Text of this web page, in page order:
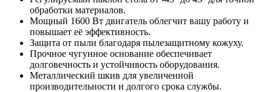
обработки материалов.
Мощный 1600 Вт двигатель облегчит вашу работу и
повышает её эффективность.
Защита от пыли благодаря пылезащитному кожуху.
Прочное чугунное основание обеспечивает
долговечность и устойчивость оборудования.
Металлический шкив для увеличенной
производительности и долгого срока службы.